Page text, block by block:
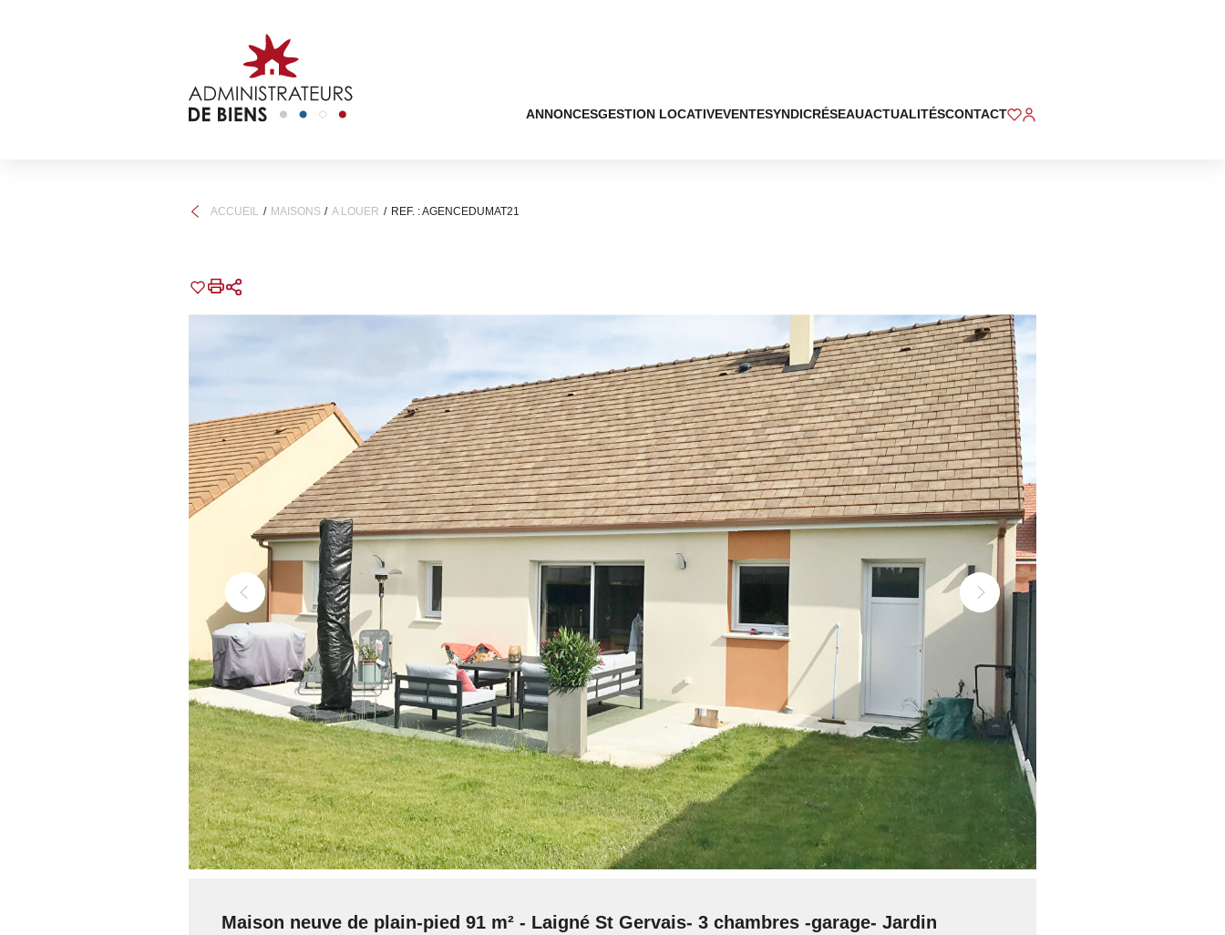
ANNONCESGESTION LOCATIVEVENTESYNDICRÉSEAUACTUALITÉSCONTACT
ACCUEIL MAISONS A LOUER REF. : AGENCEDUMAT21
Maison neuve de plain-pied 91 m² - Laigné St Gervais- 3 chambres -garage- Jardin